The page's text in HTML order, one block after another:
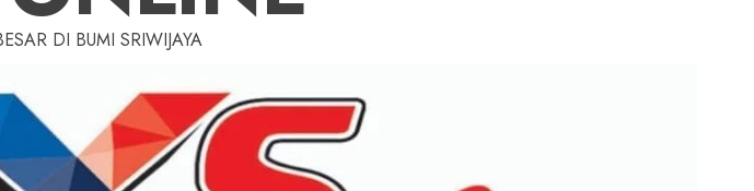
DI BUMI SRIWIJAYA